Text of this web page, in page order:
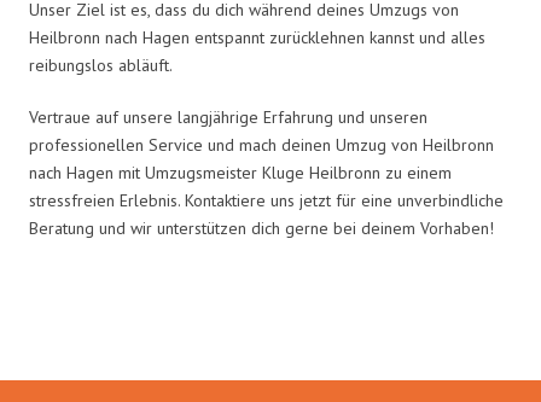
Unser Ziel ist es, dass du dich während deines Umzugs von
Heilbronn nach Hagen entspannt zurücklehnen kannst und alles
reibungslos abläuft.
Vertraue auf unsere langjährige Erfahrung und unseren
professionellen Service und mach deinen Umzug von Heilbronn
nach Hagen mit Umzugsmeister Kluge Heilbronn zu einem
stressfreien Erlebnis. Kontaktiere uns jetzt für eine unverbindliche
Beratung und wir unterstützen dich gerne bei deinem Vorhaben!